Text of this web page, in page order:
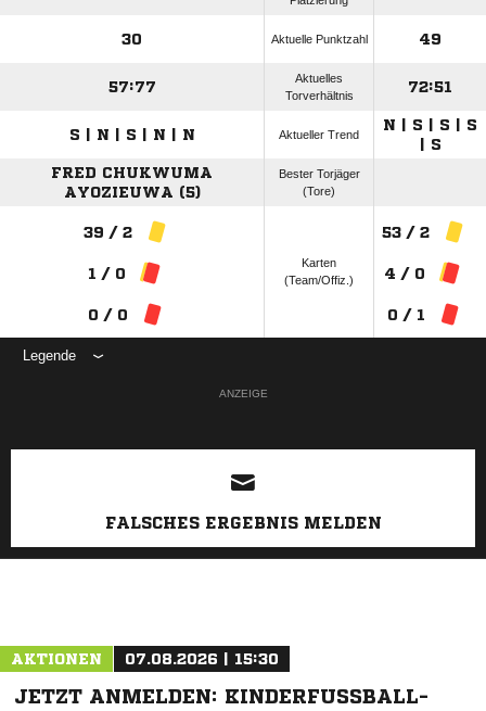
30 Aktuelle Punktzahl 49
57:77
Aktuelles
Torverhältnis
72:51
S | N | S | N | N Aktueller Trend
N | S | S | S
| S
FRED CHUKWUMA
AYOZIEUWA (5)
Bester Torjäger
(Tore)
39 / 2
1 / 0
0 / 0
Karten
(Team/Offiz.)
53 / 2
4 / 0
0 / 1
Legende
ANZEIGE
FALSCHES ERGEBNIS MELDEN
AKTIONEN 07.08.2026 | 15:30
JETZT ANMELDEN: KINDERFUSSBALL-F